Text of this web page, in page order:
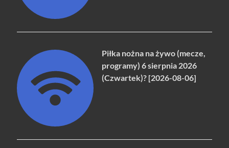
Piłka nożna na żywo (mecze,
programy) 6 sierpnia 2026
(Czwartek)? [2026-08-06]